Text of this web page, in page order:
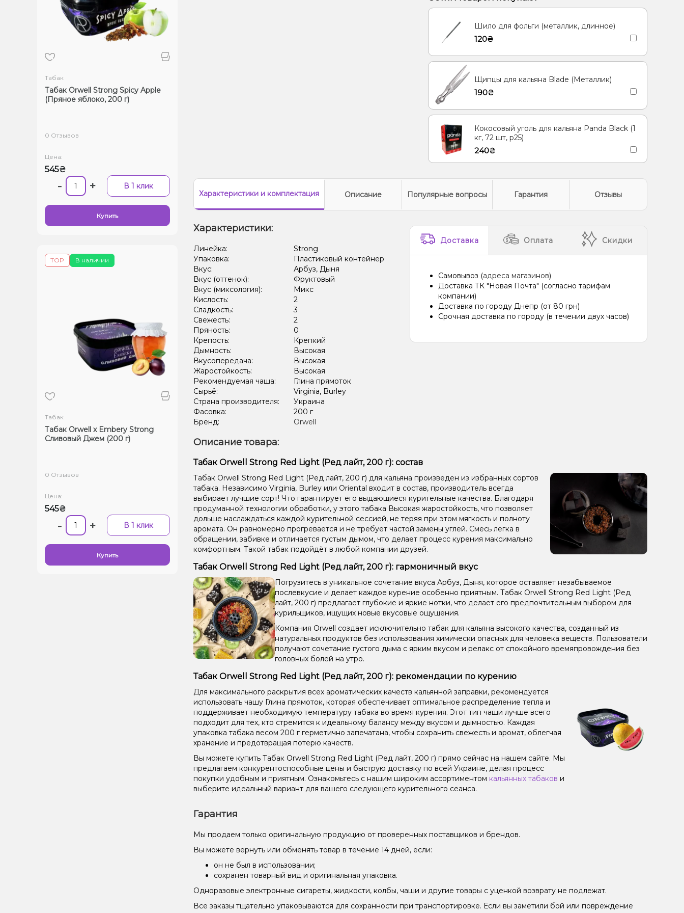
Табак
Табак Orwell Strong Spicy Apple
(Пряное яблоко, 200 г)
0 Отзывов
Цена:
545₴
- + В 1 клик
Купить
В наличии
TOP
Табак
Табак Orwell x Embery Strong
Сливовый Джем (200 г)
0 Отзывов
Цена:
545₴
- + В 1 клик
Купить
Шило для фольги (металлик, длинное)
120₴
Щипцы для кальяна Blade (Металлик)
190₴
Кокосовый уголь для кальяна Panda Black (1
кг, 72 шт, р25)
240₴
Характеристикии комплектация Описание Популярные вопросы Гарантия Отзывы
Характеристики:
Линейка:
Strong
Упаковка:
Пластиковый контейнер
Вкус:
Арбуз, Дыня
Вкус (оттенок):
Фруктовый
Вкус (миксология):
Микс
Кислость:
2
Сладкость:
3
Свежесть:
2
Пряность:
0
Крепость:
Крепкий
Дымность:
Высокая
Вкусопередача:
Высокая
Жаростойкость:
Высокая
Рекомендуемая чаша:
Глина прямоток
Сырьё:
Virginia, Burley
Страна производителя:
Украина
Фасовка:
200 г
Бренд:
Orwell
Доставка Оплата Скидки
Самовывоз (адреса магазинов)
Доставка ТК "Новая Почта" (согласно тарифам
компании)
Доставка по городу Днепр (от 80 грн)
Срочная доставка по городу (в течении двух часов)
Описание товара:
Табак Orwell Strong Red Light (Ред лайт, 200 г): состав
Табак Orwell Strong Red Light (Ред лайт, 200 г) для кальяна произведен из избранных сортов
табака. Независимо Virginia, Burley или Oriental входит в состав, производитель всегда
выбирает лучшие сорт! Что гарантирует его выдающиеся курительные качества. Благодаря
продуманной технологии обработки, у этого табака Высокая жаростойкость, что позволяет
дольше наслаждаться каждой курительной сессией, не теряя при этом мягкость и полноту
аромата. Он равномерно прогревается и не требует частой замены углей. Смесь легка в
обращении, забивке и отличается густым дымом, что делает процесс курения максимально
комфортным. Такой табак подойдёт в любой компании друзей.
Табак Orwell Strong Red Light (Ред лайт, 200 г): гармоничный вкус
Погрузитесь в уникальное сочетание вкуса Арбуз, Дыня, которое оставляет незабываемое
послевкусие и делает каждое курение особенно приятным. Табак Orwell Strong Red Light (Ред
лайт, 200 г) предлагает глубокие и яркие нотки, что делает его предпочтительным выбором для
курильщиков, ищущих новые вкусовые ощущения.
Компания Orwell создает исключительно табак для кальяна высокого качества, созданный из
натуральных продуктов без использования химически опасных для человека веществ. Пользователи
получают сочетание густого дыма с ярким вкусом и релакс от спокойного времяпровождения без
головных болей на утро.
Табак Orwell Strong Red Light (Ред лайт, 200 г): рекомендации по курению
Для максимального раскрытия всех ароматических качеств кальянной заправки, рекомендуется
использовать чашу Глина прямоток, которая обеспечивает оптимальное распределение тепла и
поддерживает необходимую температуру табака во время курения. Этот тип чаши лучше всего
подходит для тех, кто стремится к идеальному балансу между вкусом и дымностью. Каждая
упаковка табака весом 200 г герметично запечатана, чтобы сохранить свежесть и аромат, облегчая
хранение и предотвращая потерю качеств.
Вы можете купить Табак Orwell Strong Red Light (Ред лайт, 200 г) прямо сейчас на нашем сайте. Мы
предлагаем конкурентоспособные цены и быструю доставку по всей Украине, делая процесс
покупки удобным и приятным. Ознакомьтесь с нашим широким ассортиментом кальянных табаков и
выберите идеальный вариант для вашего следующего курительного сеанса.
Гарантия
Мы продаем только оригинальную продукцию от проверенных поставщиков и брендов.
Вы можете вернуть или обменять товар в течение 14 дней, если:
он не был в использовании;
сохранен товарный вид и оригинальная упаковка.
Одноразовые электронные сигареты, жидкости, колбы, чаши и другие товары с уценкой возврату не подлежат.
Все заказы тщательно упаковываются для сохранности при транспортировке. Если вы заметили бой или повреждение